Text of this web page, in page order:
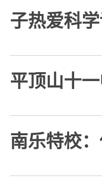
子热爱科
平顶山十
南乐特校